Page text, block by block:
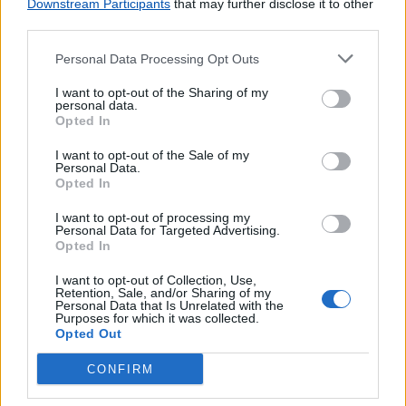
Downstream Participants that may further disclose it to other
Personal Data Processing Opt Outs
I want to opt-out of the Sharing of my
personal data.
Opted In
I want to opt-out of the Sale of my
Personal Data.
Opted In
I want to opt-out of processing my
Personal Data for Targeted Advertising.
Opted In
I want to opt-out of Collection, Use,
Retention, Sale, and/or Sharing of my
Personal Data that Is Unrelated with the
Purposes for which it was collected.
Opted Out
CONFIRM
Lojas mais próximas
QUINTA GRANDE(2.68 km)